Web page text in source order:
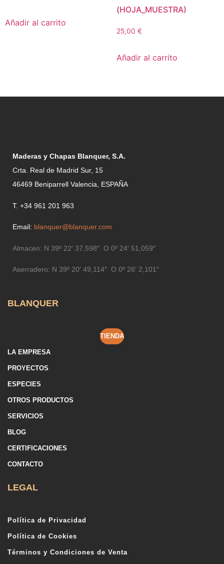
Añadir al carrito
(HOJA_MUESTRA)
25,00 €
Añadir al carrito
Maderas y Chapas Blanquer, S.A.
Crta. Real de Madrid Sur, 15
46469 Beniparrell Valencia, ESPAÑA
T. +34 961 201 963
Email: blanquer@blanquer.com
Almacen: N 39º 22′ 37,598″ O 0º 24′ 51,059″
Aserradero: N 39º 20′ 49,114″ O 0º 26′ 2,101″
BLANQUER
TIENDA
LA EMPRESA
PROYECTOS
ESPECIES
OTROS PRODUCTOS
SERVICIOS
BLOG
CERTIFICACIONES
CONTACTO
LEGAL
Política de Privacidad
Política de Cookies
Términos y Condiciones de Venta